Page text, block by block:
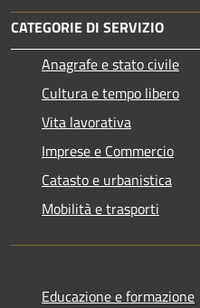
CATEGORIE DI SERVIZIO
Anagrafe e stato civile
Cultura e tempo libero
Vita lavorativa
Imprese e Commercio
Catasto e urbanistica
Mobilità e trasporti
Educazione e formazione